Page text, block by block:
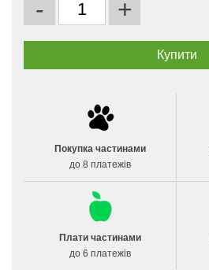
- +
Покупка частинами
до 8 платежів
Плати частинами
до 6 платежів